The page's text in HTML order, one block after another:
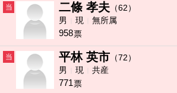
当 二條 孝夫 （62）
男
現 無所属
958票
当 平林 英市 （72）
男
現 共産
771票